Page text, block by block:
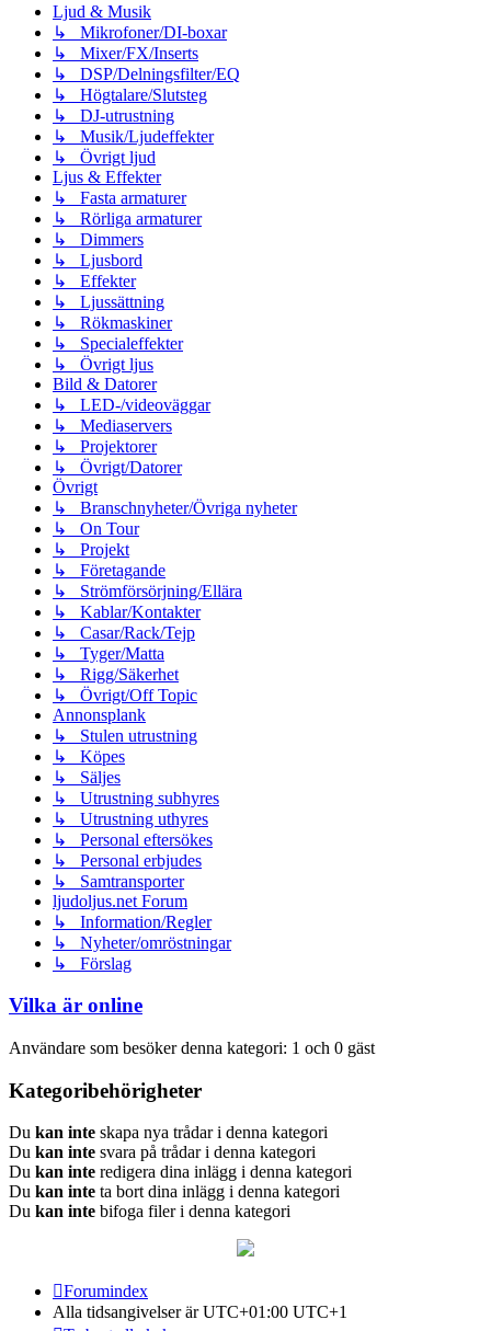
Ljud & Musik
↳ Mikrofoner/DI-boxar
↳ Mixer/FX/Inserts
↳ DSP/Delningsfilter/EQ
↳ Högtalare/Slutsteg
↳ DJ-utrustning
↳ Musik/Ljudeffekter
↳ Övrigt ljud
Ljus & Effekter
↳ Fasta armaturer
↳ Rörliga armaturer
↳ Dimmers
↳ Ljusbord
↳ Effekter
↳ Ljussättning
↳ Rökmaskiner
↳ Specialeffekter
↳ Övrigt ljus
Bild & Datorer
↳ LED-/videoväggar
↳ Mediaservers
↳ Projektorer
↳ Övrigt/Datorer
Övrigt
↳ Branschnyheter/Övriga nyheter
↳ On Tour
↳ Projekt
↳ Företagande
↳ Strömförsörjning/Ellära
↳ Kablar/Kontakter
↳ Casar/Rack/Tejp
↳ Tyger/Matta
↳ Rigg/Säkerhet
↳ Övrigt/Off Topic
Annonsplank
↳ Stulen utrustning
↳ Köpes
↳ Säljes
↳ Utrustning subhyres
↳ Utrustning uthyres
↳ Personal eftersökes
↳ Personal erbjudes
↳ Samtransporter
ljudoljus.net Forum
↳ Information/Regler
↳ Nyheter/omröstningar
↳ Förslag
Vilka är online
Användare som besöker denna kategori: 1 och 0 gäst
Kategoribehörigheter
Du kan inte skapa nya trådar i denna kategori
Du kan inte svara på trådar i denna kategori
Du kan inte redigera dina inlägg i denna kategori
Du kan inte ta bort dina inlägg i denna kategori
Du kan inte bifoga filer i denna kategori
Forumindex
Alla tidsangivelser är UTC+01:00 UTC+1